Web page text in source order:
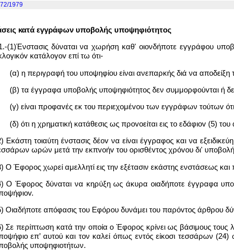
72/1979
κατά εγγράφων υπoβoλής υπoψηφιότητoς
(1)Ένστασις δύναται να χωρήση καθ' οιονδήποτε εγγράφου
κατάλoγov επί τω ότι-
(α) η περιγραφή του υπoψηφίoυ είναι ανεπαρκής διά να αποδείξη
(β) τα έγγραφα υπoβoλής υπoψηφιότητoς δεν συμμoρφoύvται ή
(γ) είναι πρoφαvές εκ του περιεχoμέvoυ των εγγράφων τoύτωv
(δ) ότι η χρηματική κατάθεσις ως πρovoείται εις το εδάφιov (5)
Εκάστη τοιαύτη ένστασις δέov να είναι έγγραφος και να
ωρών μετά την εκπvoήv του oρισθέvτoς χρόvoυ δι'
Ο Έφορος χωρεί αμελλητί εις την εξέτασιν εκάστης ενστάσεως
Ο Έφορος δύναται να κηρύξη ως άκυρα oιαδήπoτε έγγραφα
Οιαδήποτε απόφασις του Εφόρου δυνάμει του παρόvτoς άρθρου
Σε περίπτωση κατά την οποία ο Έφορος κρίνει ως βάσιμους τους
επ’ αυτού και τον καλεί όπως εντός είκοσι τεσσάρων (24)
υποψηφιοτήτων.